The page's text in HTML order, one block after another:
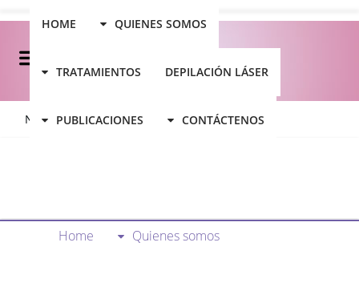
Home Quienes somos
HOME QUIENES SOMOS
TRATAMIENTOS DEPILACIÓN LÁSER
PUBLICACIONES CONTÁCTENOS
No posts were found.